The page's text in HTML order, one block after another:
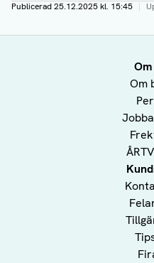
Publicerad25.12.2025 kl. 15:45 |
Om